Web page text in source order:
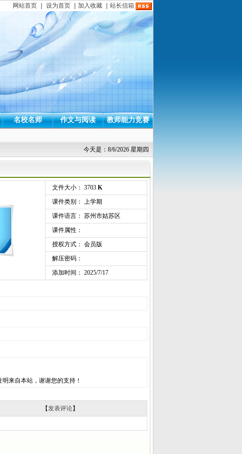
网站首页 设为首页 加入收藏 站长信箱
名校名师 作文与阅读 教师能力竞赛
今天是：8/6/2026 星期四
文件大小： 3703 K
课件类别： 上学期
课件语言： 苏州市姑苏区
课件属性：
授权方式： 会员版
解压密码：
添加时间： 2025/7/17
来自本站，谢谢您的支持！
发表评论】